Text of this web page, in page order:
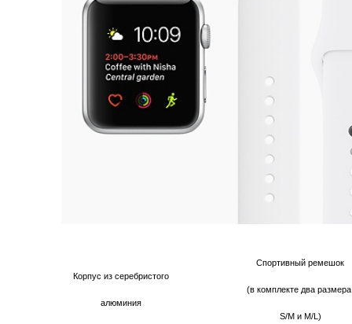
Корпус из серебристого
алюминия
Спортивный ремешок
(в комплекте два
S/M и M/L)